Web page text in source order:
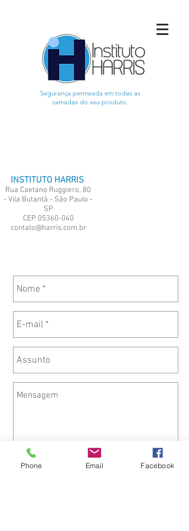
Segurança permeada em todas as
camadas do seu produto.
INSTITUTO HARRIS
Rua Caetano Ruggiero, 80
- Vila Butantã - São Paulo -
SP
CEP 05360-040
contato@harris.com.br
Enviar
Phone Email Facebook